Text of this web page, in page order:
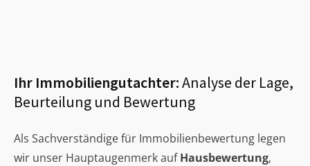
Ihr Immobiliengutachter:Analyse der Lage,
Beurteilung und Bewertung
Als Sachverständige für Immobilienbewertung legen
wir unser Hauptaugenmerk aufHausbewertung,